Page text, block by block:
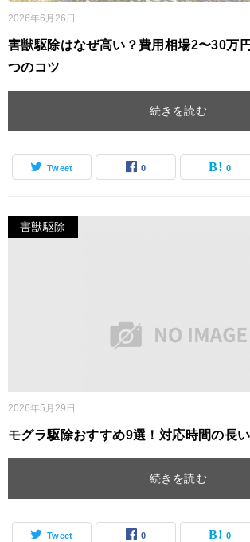
2026年6月26日
害獣駆除はなぜ高い？費用相場2〜30万
つのコツ
続きを読む
Tweet 0 0
害獣駆除
2026年5月29日
モグラ駆除おすすめ9選！対応時間の長
続きを読む
Tweet 0 0